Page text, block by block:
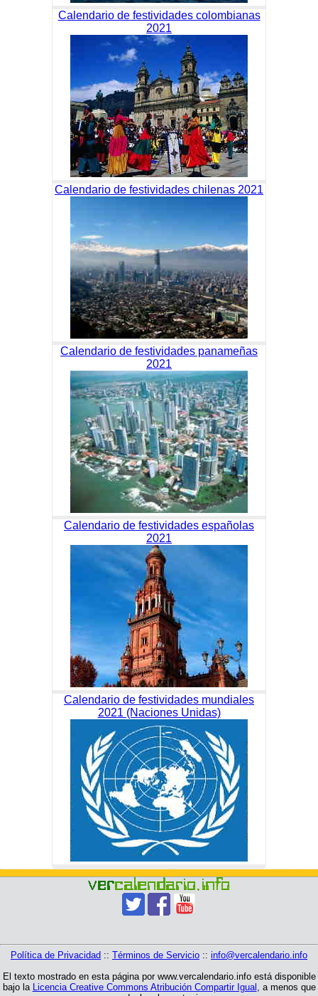
Calendario de festividades colombianas
2021
Calendario de festividades chilenas 2021
Calendario de festividades panameñas
2021
Calendario de festividades españolas
2021
Calendario de festividades mundiales
2021 (Naciones Unidas)
Política de Privacidad :: Términos de Servicio :: info@vercalendario.info
El texto mostrado en esta página por www.vercalendario.info está disponible
bajo la Licencia Creative Commons Atribución Compartir Igual , a menos que